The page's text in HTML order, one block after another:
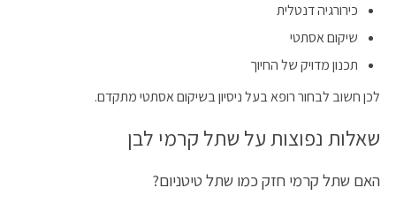
כירורגיה דנטלית
שיקום אסתטי
תכנון מדויק של החיוך
לכן חשוב לבחור רופא בעל ניסיון בשיקום אסתטי מתקדם.
שאלות נפוצות על שתל קרמי לבן
האם שתל קרמי חזק כמו שתל טיטניום?